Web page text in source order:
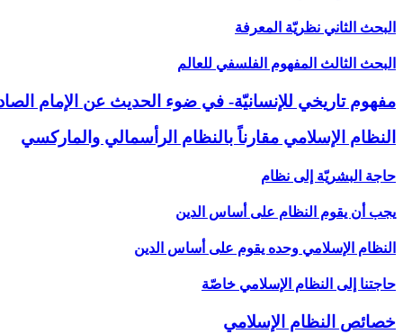
البحث الثاني نظريّة المعرفة
البحث الثالث المفهوم الفلسفي للعالم‏
مفهوم تاريخي للإنسانيّة- في ضوء الحديث عن الإمام
النظام الإسلامي مقارناً بالنظام الرأسمالي والماركسي‏
حاجة البشريّة إلى نظام
يجب أن يقوم النظام على أساس الدين
النظام الإسلامي وحده يقوم على أساس الدين
حاجتنا إلى النظام الإسلامي خاصّة
خصائص النظام الإسلامي‏